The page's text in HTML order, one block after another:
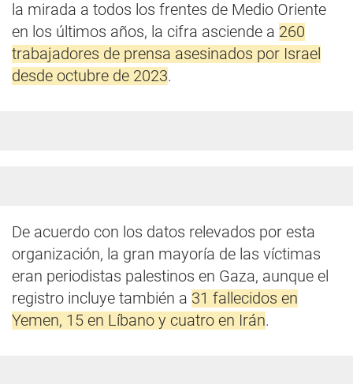
la mirada a todos los frentes de Medio Oriente
en los últimos años, la cifra asciende a 260
trabajadores de prensa asesinados por Israel
desde octubre de 2023.
De acuerdo con los datos relevados por esta
organización, la gran mayoría de las víctimas
eran periodistas palestinos en Gaza, aunque el
registro incluye también a 31 fallecidos en
Yemen, 15 en Líbano y cuatro en Irán.